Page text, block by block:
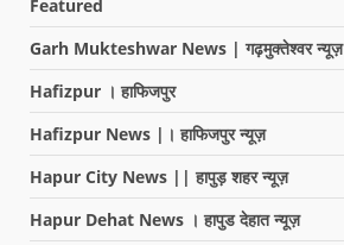
Featured
Garh Mukteshwar News | गढ़मुक्तेश्वर न्यूज़
Hafizpur । हाफिजपुर
Hafizpur News |। हाफिजपुर न्यूज़
Hapur City News || हापुड़ शहर न्यूज़
Hapur Dehat News । हापुड देहात न्यूज़